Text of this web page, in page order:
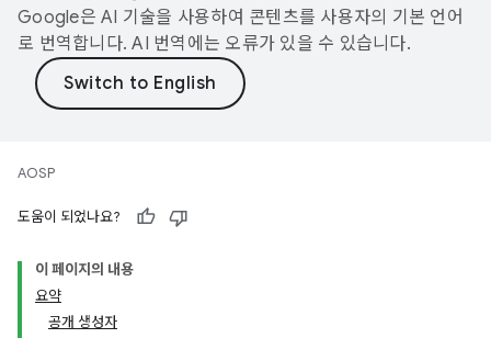
Google은 AI 기술을 사용하여 콘텐츠를 사용자의 기본 언어
로 번역합니다. AI 번역에는 오류가 있을 수 있습니다.
AOSP
도움이 되었나요?
이 페이지의 내용
요약
공개 생성자